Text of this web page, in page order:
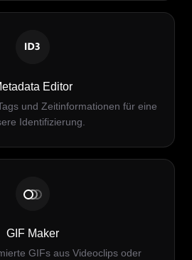
Editor
und Zeitinformationen für eine
Identifizierung.
GIF Maker
GIFs aus Videoclips oder